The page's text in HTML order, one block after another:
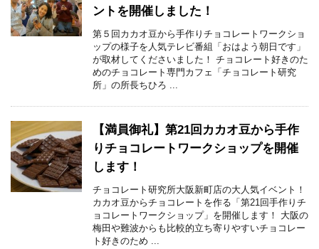
ントを開催しました！
第５回カカオ豆から手作りチョコレートワークショ
ップの様子を人気テレビ番組「おはよう朝日です」
が取材してくださいました！ チョコレート好きのた
めのチョコレート専門カフェ「チョコレート研究
所」の所長ちひろ ...
【満員御礼】第21回カカオ豆から手作
りチョコレートワークショップを開催
します！
チョコレート研究所大阪新町店の大人気イベント！
カカオ豆からチョコレートを作る「第21回手作りチ
ョコレートワークショップ」を開催します！ 大阪の
梅田や難波からも比較的立ち寄りやすいチョコレー
ト好きのため ...